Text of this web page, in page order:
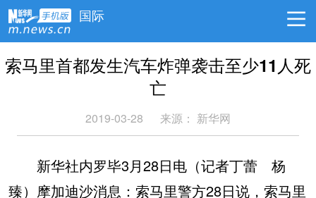
国际
索马里首都发生汽车炸弹袭击至少11人死
亡
2019-03-28 来源： 新华网
新华社内罗毕3月28日电（记者丁蕾 杨
臻）摩加迪沙消息：索马里警方28日说，索马里